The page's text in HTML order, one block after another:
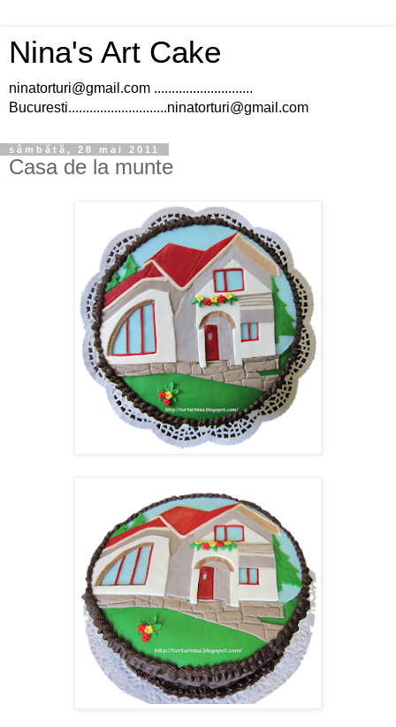
Nina's Art Cake
ninatorturi@gmail.com ............................
Bucuresti............................ninatorturi@gmail.com
sâmbătă, 28 mai 2011
Casa de la munte